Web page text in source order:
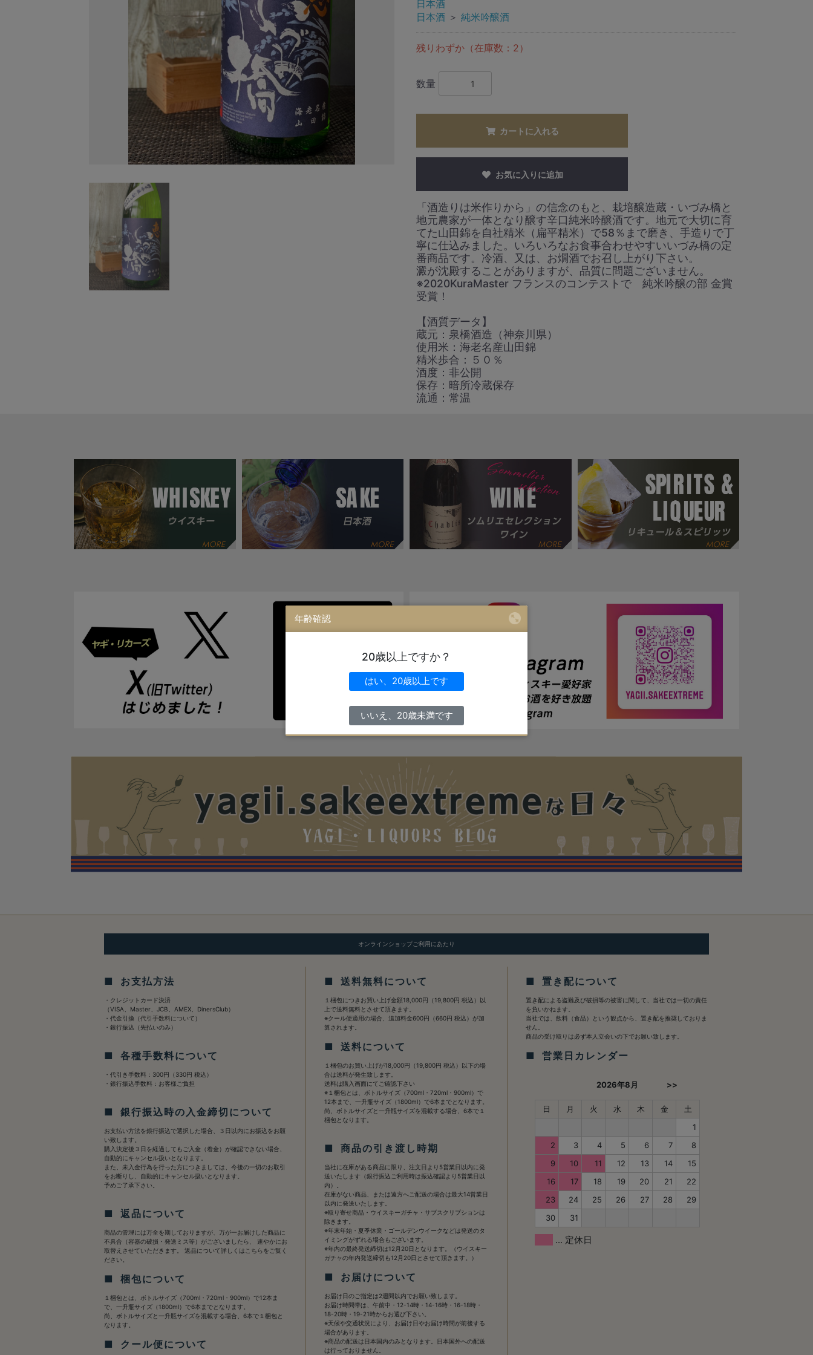
日本酒
日本酒 ＞ 純米吟醸酒
残りわずか（在庫数：2）
数量
カートに入れる
お気に入りに追加
「酒造りは米作りから」の信念のもと、栽培醸造蔵・いづみ橋と
地元農家が一体となり醸す辛口純米吟醸酒です。地元で大切に育
てた山田錦を自社精米（扁平精米）で58％まで磨き、手造りで丁
寧に仕込みました。いろいろなお食事合わせやすいいづみ橋の定
番商品です。冷酒、又は、お燗酒でお召し上がり下さい。
澱が沈殿することがありますが、品質に問題ございません。
※2020KuraMaster フランスのコンテストで 純米吟醸の部 金賞
受賞！
【酒質データ】
蔵元：泉橋酒造（神奈川県）
使用米：海老名産山田錦
精米歩合：５０％
酒度：非公開
保存：暗所冷蔵保存
流通：常温
オンラインショップご利用にあたり
■ お支払方法
・クレジットカード決済
（VISA、Master、JCB、AMEX、DinersClub）
・代金引換（代引手数料について ）
・銀行振込（先払いのみ）
■ 各種手数料について
・代引き手数料：300円（330円 税込）
・銀行振込手数料：お客様ご負担
■ 銀行振込時の入金締切について
お支払い方法を銀行振込で選択した場合、３日以内にお振込をお願
い致します。
購入決定後３日を経過してもご入金（着金）が確認できない場合、
自動的にキャンセル扱いとなります。
また、未入金行為を行った方につきましては、今後の一切のお取引
をお断りし、自動的にキャンセル扱いとなります。
予めご了承下さい。
■ 返品について
商品の管理には万全を期しておりますが、万が一お届けした商品に
不具合（容器の破損・発送ミス等）がございましたら、 速やかにお
取替えさせていただきます。 返品について詳しくは こちらをご覧く
ださい。
■ 梱包について
１梱包とは、ボトルサイズ（700ml・720ml・900ml）で12本ま
で、一升瓶サイズ（1800ml）で6本までとなります。
尚、ボトルサイズと一升瓶サイズを混載する場合、6本で１梱包と
なります。
■ クール便について
■ 送料無料について
１梱包につきお買い上げ金額18,000円（19,800円 税込）以
上で送料無料とさせて頂きます。
※クール便適用の場合、追加料金600円（660円 税込）が加
算されます。
■ 送料について
１梱包のお買い上げが18,000円（19,800円 税込）以下の場
合は送料が発生致します。
送料は購入画面にてご確認下さい
※１梱包とは、ボトルサイズ（700ml・720ml・900ml）で
12本まで、一升瓶サイズ（1800ml）で6本までとなります。
尚、ボトルサイズと一升瓶サイズを混載する場合、6本で１
梱包となります。
■ 商品の引き渡し時期
当社に在庫がある商品に限り、注文日より5営業日以内に発
送いたします（銀行振込ご利用時は振込確認より5営業日以
内）。
在庫がない商品、または遠方へご配送の場合は最大14営業日
以内に発送いたします。
※取り寄せ商品・ウイスキーガチャ・サブスクリプションは
除きます。
※年末年始・夏季休業・ゴールデンウイークなどは発送のタ
イミングがずれる場合もございます。
※年内の最終発送締切は12月20日となります。（ウイスキー
ガチャの年内発送締切も12月20日とさせて頂きます。）
■ お届けについて
お届け日のご指定は2週間以内でお願い致します。
お届け時間帯は、午前中・12-14時・14-16時・16-18時・
18-20時・19-21時からお選び下さい。
※天候や交通状況により、お届け日やお届け時間が前後する
場合があります。
※商品の配送は日本国内のみとなります。日本国外への配送
は行っておりません。
■ 置き配について
置き配による盗難及び破損等の被害に関して、当社では一切の責任
を負いかねます。
当社では、飲料（食品）という観点から、置き配を推奨しておりま
せん。
商品の受け取りは必ず本人立会いの下でお願い致します。
■ 営業日カレンダー
2026年8月 >>
日 月 火 水 木 金
土
1
2
3 4 5 6 7
8
9
10 11 12 13 14
15
16
17 18 19 20 21
22
23
24 25 26 27 28
29
30
31
... 定休日
年齢確認
20歳以上ですか？
はい、20歳以上です
いいえ、20歳未満です